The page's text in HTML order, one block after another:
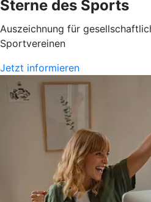
Sterne des Sports
Auszeichnung für
Sportvereinen
Jetzt informieren